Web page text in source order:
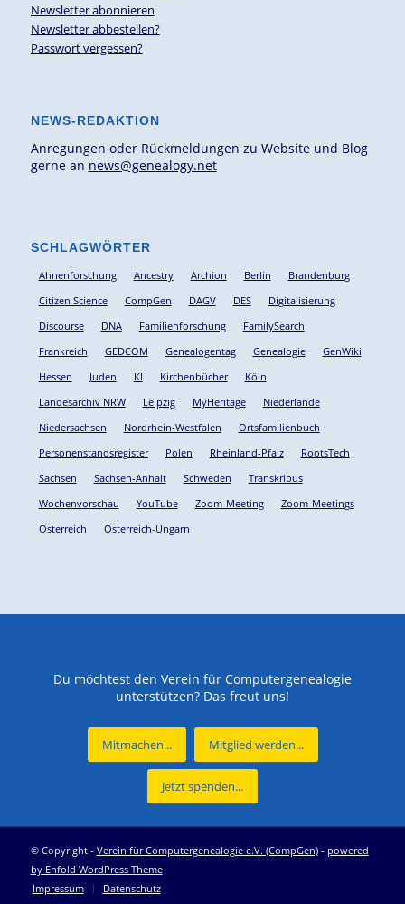
Newsletter abonnieren
Newsletter abbestellen?
Passwort vergessen?
NEWS-REDAKTION
Anregungen oder Rückmeldungen zu Website und Blog
gerne an news@genealogy.net
SCHLAGWÖRTER
Ahnenforschung Ancestry Archion Berlin
Brandenburg
Citizen Science
CompGen DAGV DES
Digitalisierung
Discourse
DNA Familienforschung
FamilySearch
Frankreich
GEDCOM Genealogentag Genealogie
GenWiki
Hessen
Juden KI Kirchenbücher
Köln
Landesarchiv NRW
Leipzig MyHeritage
Niederlande
Niedersachsen
Nordrhein-Westfalen
Ortsfamilienbuch
Personenstandsregister
Polen Rheinland-Pfalz
RootsTech
Sachsen
Sachsen-Anhalt Schweden
Transkribus
Wochenvorschau
YouTube Zoom-Meeting
Zoom-Meetings
Österreich
Österreich-Ungarn
Du möchtest den Verein für Computergenealogie
unterstützen? Das freut uns!
Mitmachen... Mitglied werden...
Jetzt spenden...
© Copyright - Verein für Computergenealogie e.V. (CompGen)- powered
by Enfold WordPress Theme
Impressum
Datenschutz